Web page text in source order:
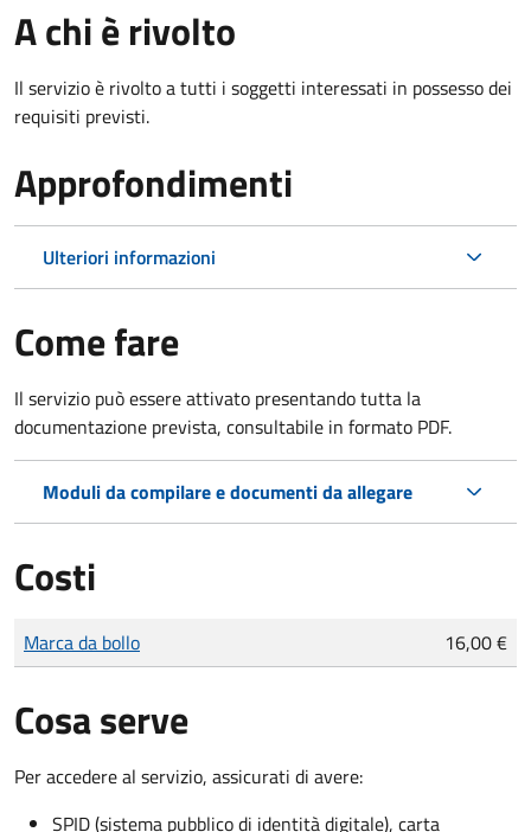
A chi è rivolto
Il servizio è rivolto a tutti i soggetti interessati in possesso dei
requisiti previsti.
Approfondimenti
Ulteriori informazioni
Come fare
Il servizio può essere attivato presentando tutta la
documentazione prevista, consultabile in formato PDF.
Moduli da compilare e documenti da allegare
Costi
Tipo di pagamento
Importo
Marca da bollo 16,00 €
Cosa serve
Per accedere al servizio, assicurati di avere:
SPID (sistema pubblico di identità digitale), carta